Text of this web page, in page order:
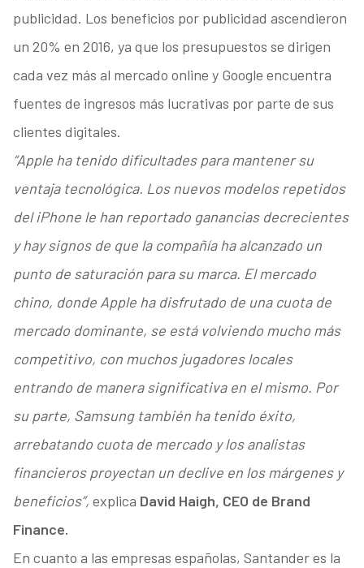
publicidad. Los beneficios por publicidad ascendieron
un 20% en 2016, ya que los presupuestos se dirigen
cada vez más al mercado online y Google encuentra
fuentes de ingresos más lucrativas por parte de sus
clientes digitales.
“Apple ha tenido dificultades para mantener su
ventaja tecnológica. Los nuevos modelos repetidos
del iPhone le han reportado ganancias decrecientes
y hay signos de que la compañía ha alcanzado un
punto de saturación para su marca. El mercado
chino, donde Apple ha disfrutado de una cuota de
mercado dominante, se está volviendo mucho más
competitivo, con muchos jugadores locales
entrando de manera significativa en el mismo. Por
su parte, Samsung también ha tenido éxito,
arrebatando cuota de mercado y los analistas
financieros proyectan un declive en los márgenes y
beneficios”, explica David Haigh, CEO de Brand
Finance.
En cuanto a las empresas españolas, Santander es la